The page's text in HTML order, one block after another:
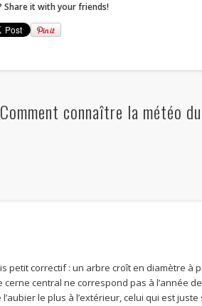
Share it with your friends!
connaître la météo
petit correctif : un arbre croît en diamètre à
cerne central ne correspond pas à l’année
l’aubier le plus à l’extérieur, celui qui est juste